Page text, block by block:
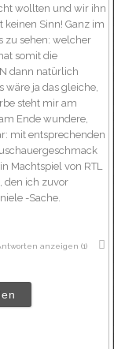
wollten und wir ihn
keinen Sinn! Ganz im
zu sehen: welcher
somit die
dann natürlich
wäre ja das gleiche,
steht mir am
Ende wundere,
mit entsprechenden
Machtspiel von RTL
den ich zuvor
-Sache.
anzeigen (1)